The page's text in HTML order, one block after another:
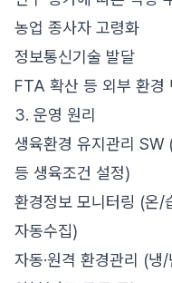
농업 종사자 고령화
정보통신기술 발달
FTA 확산 등 외부 환경
3. 운영 원리
생육환경 유지관리 SW
등 생육조건 설정)
환경정보 모니터링 (온/
자동수집)
자동·원격 환경관리 (